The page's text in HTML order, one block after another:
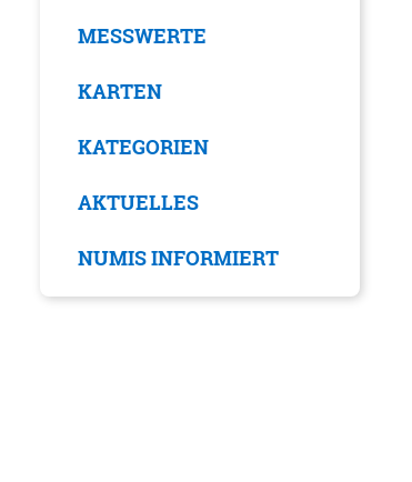
MESSWERTE
KARTEN
KATEGORIEN
AKTUELLES
NUMIS INFORMIERT